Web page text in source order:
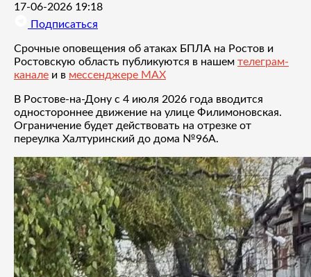
17-06-2026 19:18
Подписаться
Срочные оповещения об атаках БПЛА на Ростов и
Ростовскую область публикуются в нашем телеграм-
канале и в мессенджере MAX
В Ростове-на-Дону с 4 июля 2026 года вводится
одностороннее движение на улице Филимоновская.
Ограничение будет действовать на отрезке от
переулка Халтуринский до дома №96А.